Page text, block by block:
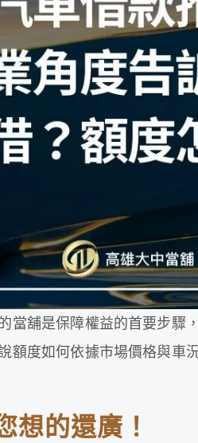
當舖是保障權益的首要步驟
額度如何依據市場價格與
想的還廣！